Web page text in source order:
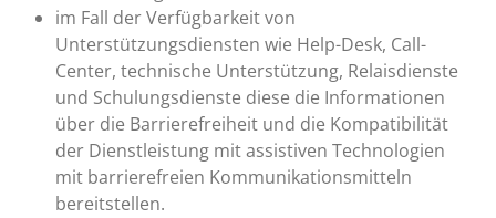
im Fall der Verfügbarkeit von
Unterstützungsdiensten wie Help-Desk, Call-
Center, technische Unterstützung, Relaisdienste
und Schulungsdienste diese die Informationen
über die Barrierefreiheit und die Kompatibilität
der Dienstleistung mit assistiven Technologien
mit barrierefreien Kommunikationsmitteln
bereitstellen.